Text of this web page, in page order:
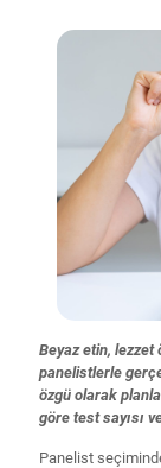
Beyaz etin,
panelistlerle
özgü olarak
göre test sayısı
Panelist